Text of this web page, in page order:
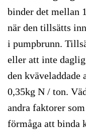
binder det mellan
när den tillsätts
i pumpbrunn.
eller att inte
den
0,35kg N / ton.
andra faktorer
förmåga att binda